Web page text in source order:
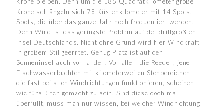
Krone schlängeln sich 78 Küstenkilometer mit 14 Spots.
Spots, die über das ganze Jahr hoch frequentiert werden.
Denn Wind ist das geringste Problem auf der drittgrößten
Insel Deutschlands. Nicht ohne Grund wird hier Windkraft
in großem Stil geerntet. Genug Platz ist auf der
Sonneninsel auch vorhanden. Vor allem die Reeden, jene
Flachwasserbuchten mit kilometerweiten Stehbereichen,
die fast bei allen Windrichtungen funktionieren, scheinen
wie fürs Kiten gemacht zu sein. Sind diese doch mal
überfüllt, muss man nur wissen, bei welcher Windrichtung